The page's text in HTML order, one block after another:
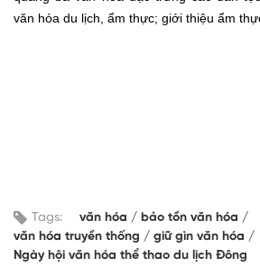
văn hóa du lịch, ẩm thực; giới thiệu ẩm
Tags: văn hóa
bảo tồn văn hóa
văn hóa truyền thống
giữ gìn văn hóa
Ngày hội văn hóa thể thao du lịch Đông